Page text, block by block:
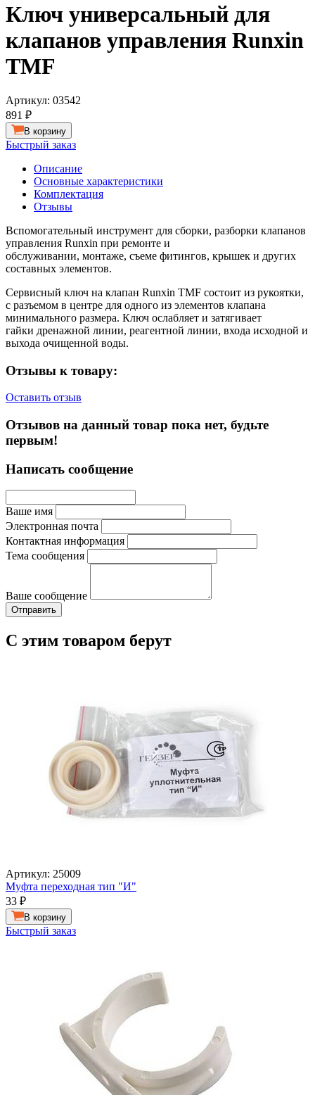
Ключ универсальный для
клапанов управления Runxin
TMF
Артикул: 03542
891 ₽
В корзину
Быстрый заказ
Описание
Основные характеристики
Комплектация
Отзывы
Вспомогательный инструмент для сборки, разборки клапанов
управления Runxin при ремонте и
обслуживании, монтаже, съеме фитингов, крышек и других
составных элементов.
Сервисный ключ на клапан Runxin TMF состоит из рукоятки,
с разъемом в центре для одного из элементов клапана
минимального размера. Ключ ослабляет и затягивает
гайки дренажной линии, реагентной линии, входа исходной и
выхода очищенной воды.
Отзывы к товару:
Оставить отзыв
Отзывов на данный товар пока нет, будьте
первым!
Написать сообщение
Ваше имя
Электронная почта
Контактная информация
Тема сообщения
Ваше сообщение
С этим товаром берут
Артикул: 25009
Муфта переходная тип "И"
33 ₽
В корзину
Быстрый заказ